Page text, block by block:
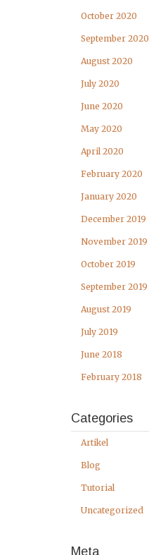
October 2020
September 2020
August 2020
July 2020
June 2020
May 2020
April 2020
February 2020
January 2020
December 2019
November 2019
October 2019
September 2019
August 2019
July 2019
June 2018
February 2018
Categories
Artikel
Blog
Tutorial
Uncategorized
Meta